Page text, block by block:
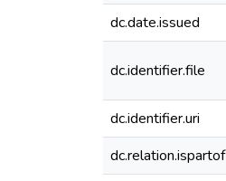
dc.date.issued
dc.identifier.file
dc.identifier.uri
dc.relation.ispartof